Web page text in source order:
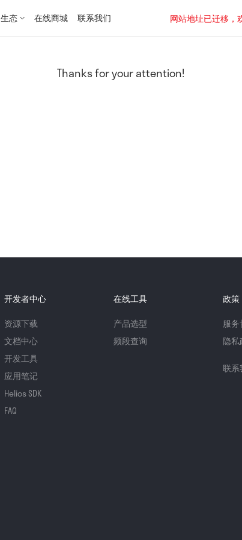
生态 在线商城 联系我们
网站地址已迁移
Thanks for your attention!
开发者中心
资源下载
文档中心
开发工具
应用笔记
Helios SDK
FAQ
在线工具
产品选型
频段查询
政策
服务
隐私
联系